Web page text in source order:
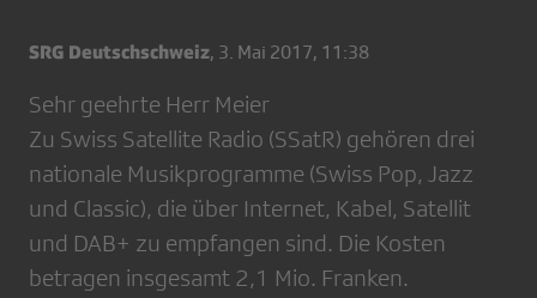
SRG Deutschschweiz, 3. Mai 2017, 11:38
Sehr geehrte Herr Meier
Zu Swiss Satellite Radio (SSatR) gehören drei
nationale Musikprogramme (Swiss Pop, Jazz
und Classic), die über Internet, Kabel, Satellit
und DAB+ zu empfangen sind. Die Kosten
betragen insgesamt 2,1 Mio. Franken.